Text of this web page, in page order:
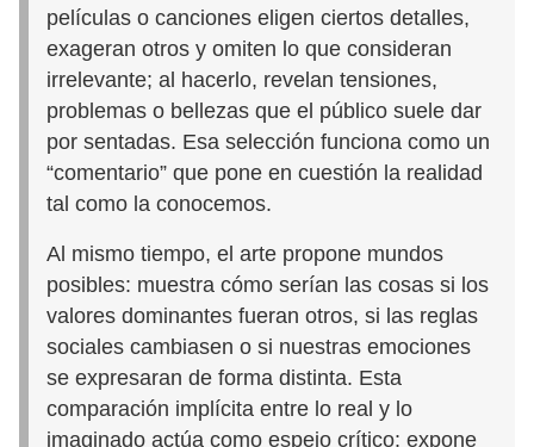
películas o canciones eligen ciertos detalles,
exageran otros y omiten lo que consideran
irrelevante; al hacerlo, revelan tensiones,
problemas o bellezas que el público suele dar
por sentadas. Esa selección funciona como un
“comentario” que pone en cuestión la realidad
tal como la conocemos.
Al mismo tiempo, el arte propone mundos
posibles: muestra cómo serían las cosas si los
valores dominantes fueran otros, si las reglas
sociales cambiasen o si nuestras emociones
se expresaran de forma distinta. Esta
comparación implícita entre lo real y lo
imaginado actúa como espejo crítico: expone